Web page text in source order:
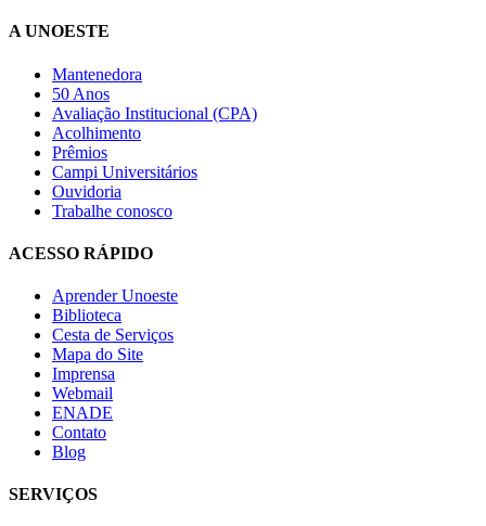
A UNOESTE
Mantenedora
50 Anos
Avaliação Institucional (CPA)
Acolhimento
Prêmios
Campi Universitários
Ouvidoria
Trabalhe conosco
ACESSO RÁPIDO
Aprender Unoeste
Biblioteca
Cesta de Serviços
Mapa do Site
Imprensa
Webmail
ENADE
Contato
Blog
SERVIÇOS